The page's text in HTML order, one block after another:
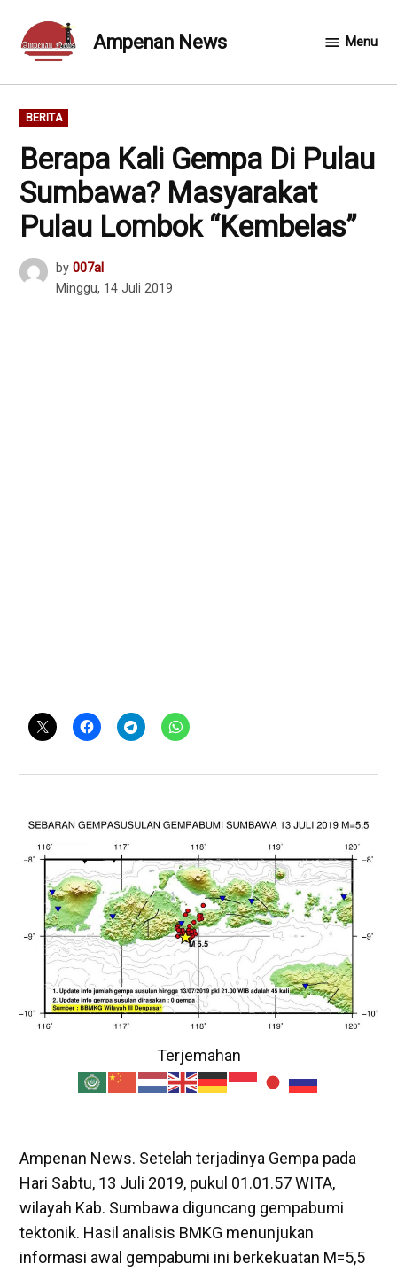
content
Ampenan News Menu
POSTED
IN
BERITA
Berapa Kali Gempa Di Pulau
Sumbawa? Masyarakat
Pulau Lombok “Kembelas”
by 007al
Minggu, 14 Juli 2019
Terjemahan
Ampenan News. Setelah terjadinya Gempa pada
Hari Sabtu, 13 Juli 2019, pukul 01.01.57 WITA,
wilayah Kab. Sumbawa diguncang gempabumi
tektonik. Hasil analisis BMKG menunjukan
informasi awal gempabumi ini berkekuatan M=5,5